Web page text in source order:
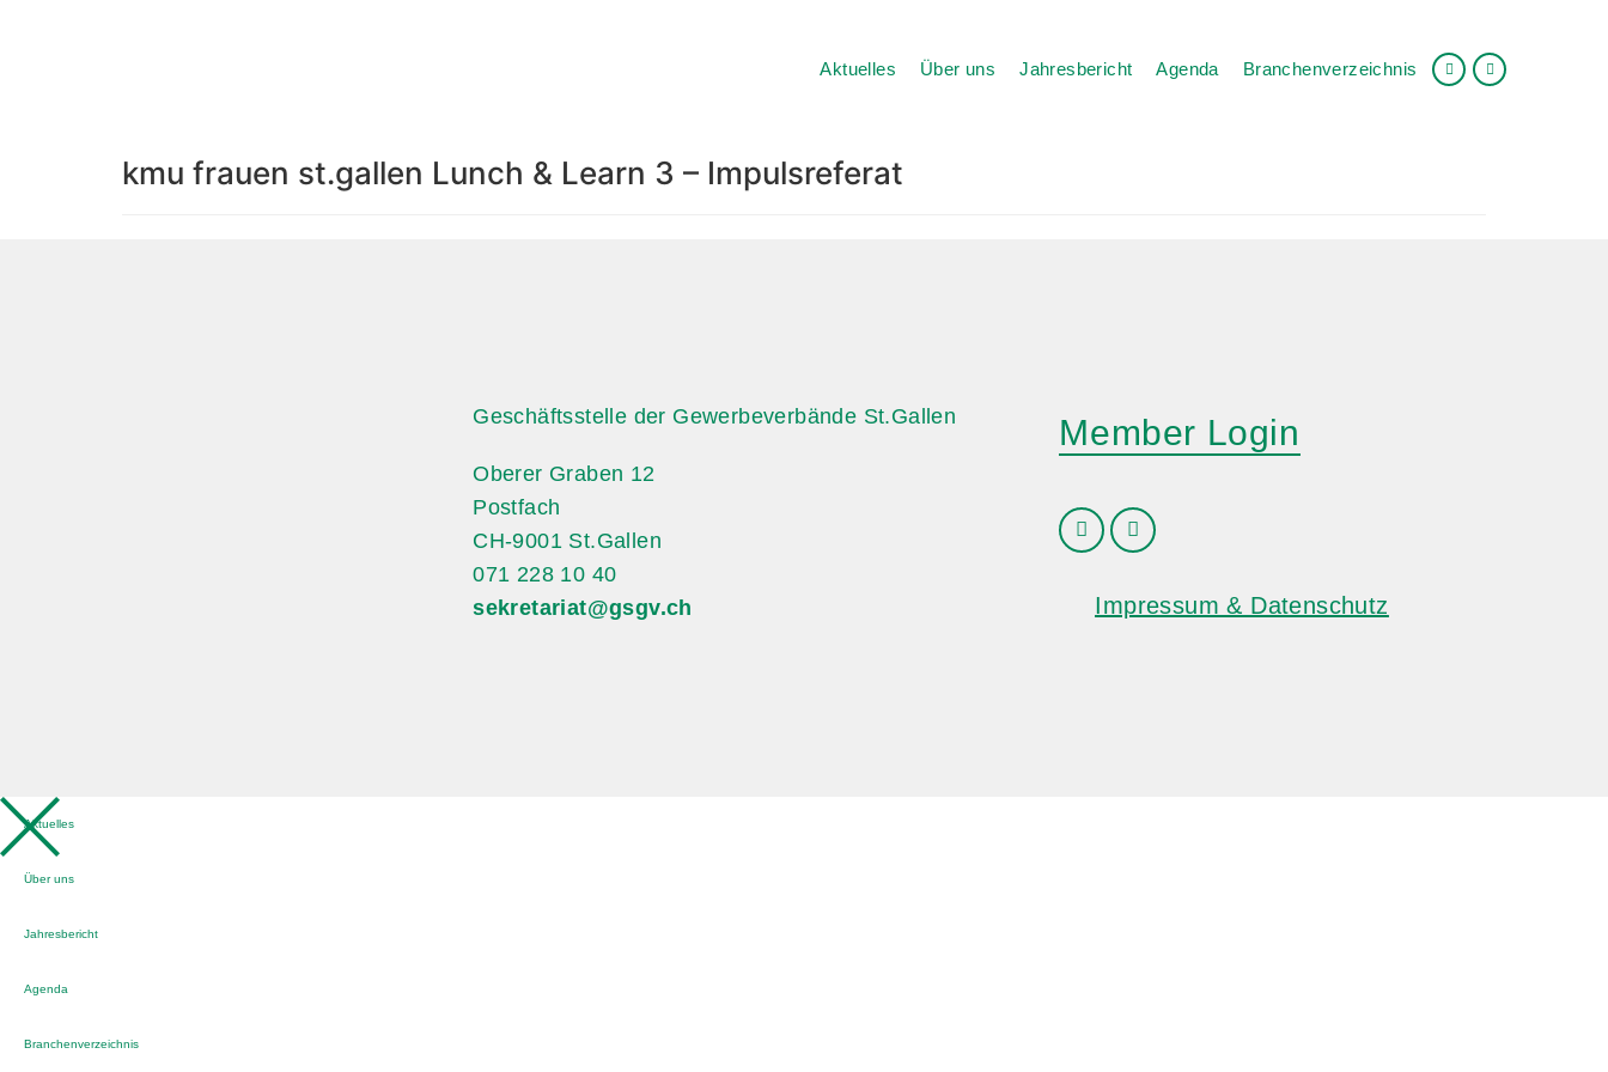
Aktuelles Über uns Jahresbericht Agenda Branchenverzeichnis
kmu frauen st.gallen Lunch & Learn 3 – Impulsreferat
Geschäftsstelle der Gewerbeverbände St.Gallen
Oberer Graben 12
Postfach
CH-9001 St.Gallen
071 228 10 40
sekretariat@gsgv.ch
Member Login
Impressum & Datenschutz
Aktuelles
Über uns
Jahresbericht
Agenda
Branchenverzeichnis